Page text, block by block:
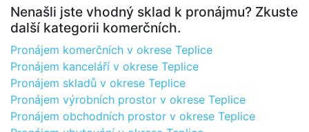
Nenašli jste vhodný sklad k pronájmu? Zkuste
další kategorii komerčních.
Pronájem komerčních v okrese Teplice
Pronájem kanceláří v okrese Teplice
Pronájem skladů v okrese Teplice
Pronájem výrobních prostor v okrese Teplice
Pronájem obchodních prostor v okrese Teplice